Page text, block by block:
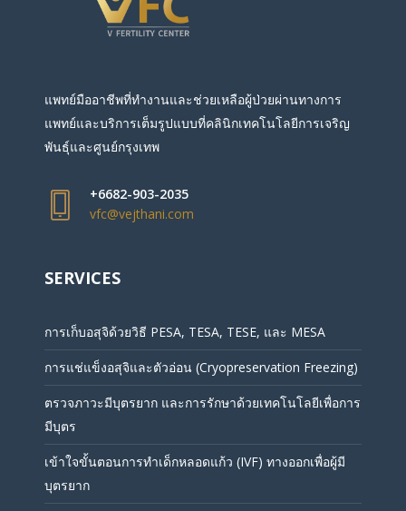
แพทย์มืออาชีพที่ทำงานและช่วยเหลือผู้ป่วยผ่านทางการ
แพทย์และบริการเต็มรูปแบบที่คลินิกเทคโนโลยีการเจริญ
พันธุ์และศูนย์กรุงเทพ
+6682-903-2035
vfc@vejthani.com
SERVICES
การเก็บอสุจิด้วยวิธี PESA, TESA, TESE, และ MESA
การแช่แข็งอสุจิและตัวอ่อน (Cryopreservation Freezing)
ตรวจภาวะมีบุตรยาก และการรักษาด้วยเทคโนโลยีเพื่อการ
มีบุตร
เข้าใจขั้นตอนการทำเด็กหลอดแก้ว (IVF) ทางออกเพื่อผู้มี
บุตรยาก